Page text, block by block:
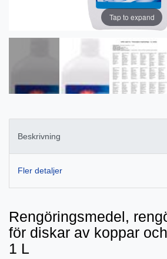
Tap to expand
Beskrivning
Fler detaljer
Rengöringsmedel,
för diskar av koppar
1 L